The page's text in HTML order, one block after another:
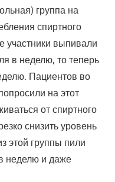
группа на
спиртного
участники выпивали
в неделю, то теперь
Пациентов во
на этот
от спиртного
снизить уровень
этой группы пили
неделю и даже